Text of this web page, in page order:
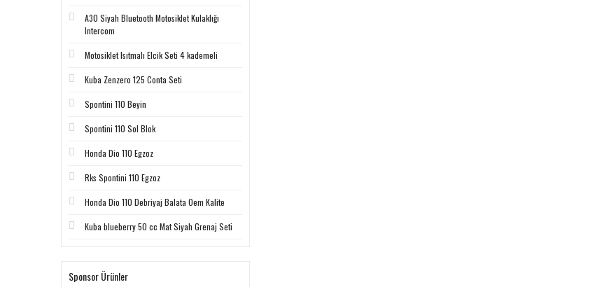
A30 Siyah Bluetooth Motosiklet Kulaklığı
Intercom
Motosiklet Isıtmalı Elcik Seti 4 kademeli
Kuba Zenzero 125 Conta Seti
Spontini 110 Beyin
Spontini 110 Sol Blok
Honda Dio 110 Egzoz
Rks Spontini 110 Egzoz
Honda Dio 110 Debriyaj Balata Oem Kalite
Kuba blueberry 50 cc Mat Siyah Grenaj Seti
Sponsor Ürünler